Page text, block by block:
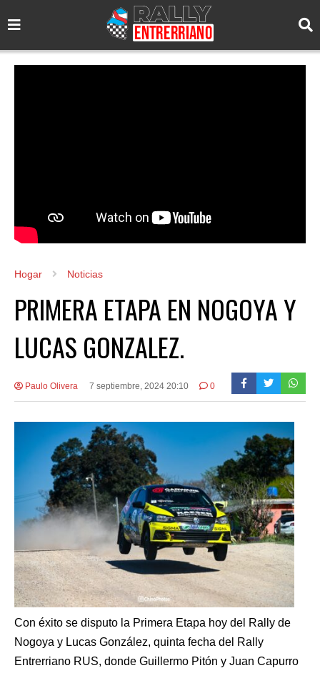
Hogar Noticias
PRIMERA ETAPA EN NOGOYA Y
LUCAS GONZALEZ.
Paulo Olivera 7 septiembre, 2024 20:10 0
Con éxito se disputo la Primera Etapa hoy del Rally de
Nogoya y Lucas González, quinta fecha del Rally
Entrerriano RUS, donde Guillermo Pitón y Juan Capurro